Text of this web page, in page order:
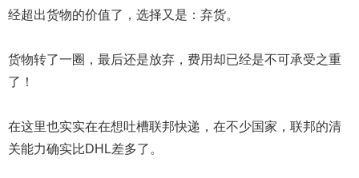
经超出货物的价值了，选择又是：弃货。
货物转了一圈，最后还是放弃，费用却已经是不可承受之重
了！
在这里也实实在在想吐槽联邦快递，在不少国家，联邦的清
关能力确实比DHL差多了。